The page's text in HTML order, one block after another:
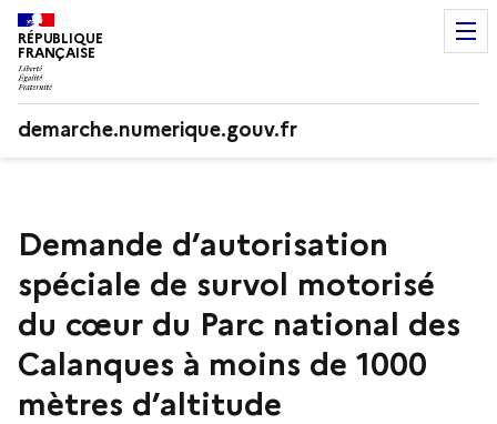
RÉPUBLIQUE
FRANÇAISE
demarche.numerique.gouv.fr
Demande d’autorisation
spéciale de survol motorisé
du cœur du Parc national des
Calanques à moins de 1000
mètres d’altitude